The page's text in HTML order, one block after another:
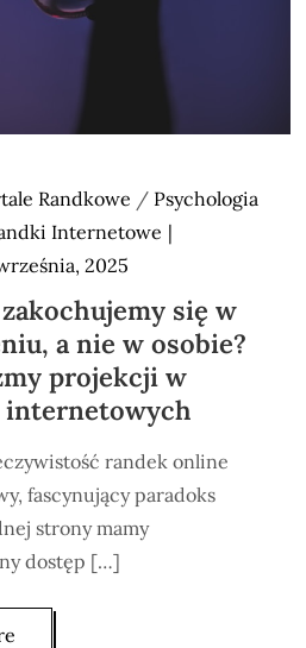
Randkowe / Psychologia
Internetowe
2025
się w
a nie w osobie?
projekcji w
internetowych
randek online
fascynujący paradoks
strony mamy
dostęp […]